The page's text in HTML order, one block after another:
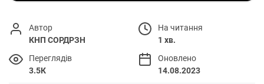
Автор
КНП СОРДРЗН
На читання
1 хв.
Переглядів
3.5К
Оновлено
14.08.2023